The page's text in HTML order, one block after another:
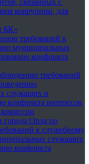
связанных с
коррупции, для
БК»
требований к
муниципальных
конфликта
требований
служащих и
конфликта интересов
города Орла по
к служебному
служащих
конфликта